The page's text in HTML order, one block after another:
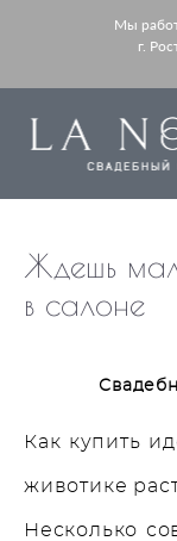
Мы
г.
Ждешь
в салоне
Как купить
животике
Несколько